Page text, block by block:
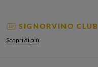
SIGNORVINO CLUB
Scopri di più